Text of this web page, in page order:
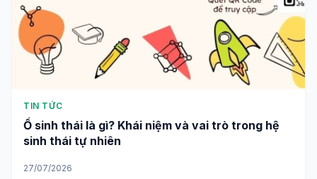
TIN TỨC
Ổ sinh thái là gì? Khái niệm và vai trò trong hệ
sinh thái tự nhiên
27/07/2026